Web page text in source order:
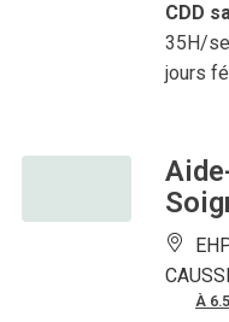
CDD
35H/
jours
À